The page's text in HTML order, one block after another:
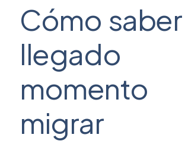
Cómo saber
migrar